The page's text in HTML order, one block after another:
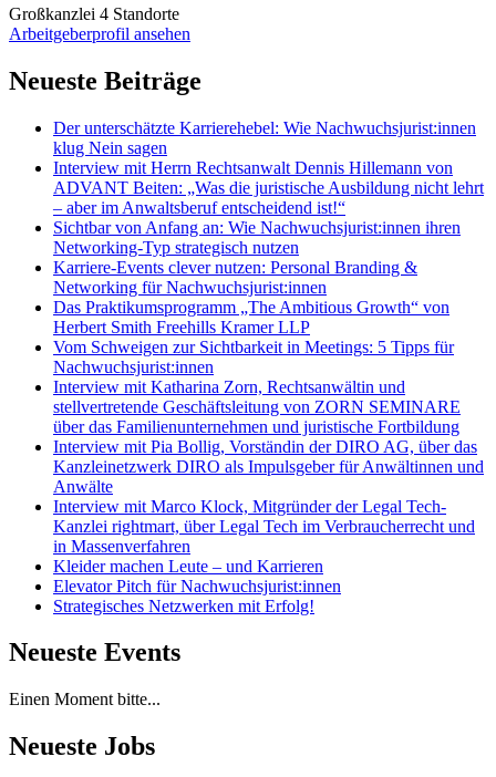
Großkanzlei 4 Standorte
Arbeitgeberprofil ansehen
Neueste Beiträge
Der unterschätzte Karrierehebel: Wie Nachwuchsjurist:innen
klug Nein sagen
Interview mit Herrn Rechtsanwalt Dennis Hillemann von
ADVANT Beiten: „Was die juristische Ausbildung nicht lehrt
– aber im Anwaltsberuf entscheidend ist!“
Sichtbar von Anfang an: Wie Nachwuchsjurist:innen ihren
Networking-Typ strategisch nutzen
Karriere-Events clever nutzen: Personal Branding &
Networking für Nachwuchsjurist:innen
Das Praktikumsprogramm „The Ambitious Growth“ von
Herbert Smith Freehills Kramer LLP
Vom Schweigen zur Sichtbarkeit in Meetings: 5 Tipps für
Nachwuchsjurist:innen
Interview mit Katharina Zorn, Rechtsanwältin und
stellvertretende Geschäftsleitung von ZORN SEMINARE
über das Familienunternehmen und juristische Fortbildung
Interview mit Pia Bollig, Vorständin der DIRO AG, über das
Kanzleinetzwerk DIRO als Impulsgeber für Anwältinnen und
Anwälte
Interview mit Marco Klock, Mitgründer der Legal Tech-
Kanzlei rightmart, über Legal Tech im Verbraucherrecht und
in Massenverfahren
Kleider machen Leute – und Karrieren
Elevator Pitch für Nachwuchsjurist:innen
Strategisches Netzwerken mit Erfolg!
Neueste Events
Einen Moment bitte...
Neueste Jobs